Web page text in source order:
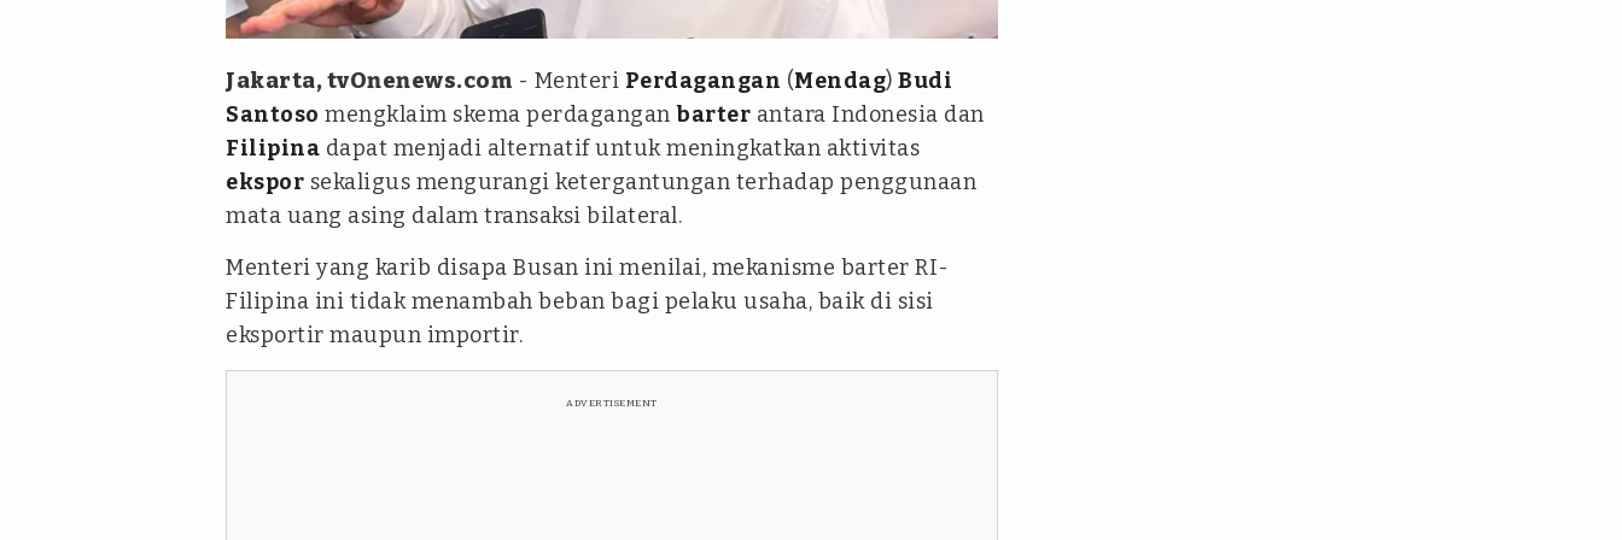
tvOnenews.com/Abdul Gani Siregar
Jakarta, tvOnenews.com - Menteri Perdagangan (Mendag) Budi
Santoso mengklaim skema perdagangan barter antara Indonesia dan
Filipina dapat menjadi alternatif untuk meningkatkan aktivitas
ekspor sekaligus mengurangi ketergantungan terhadap penggunaan
mata uang asing dalam transaksi bilateral.
Menteri yang karib disapa Busan ini menilai, mekanisme barter RI-
Filipina ini tidak menambah beban bagi pelaku usaha, baik di sisi
eksportir maupun importir.
ADVERTISEMENT